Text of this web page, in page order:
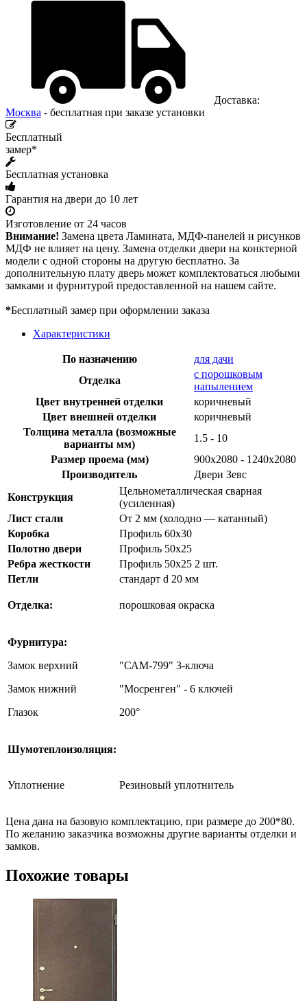
Доставка:
Москва - бесплатная при заказе установки
Бесплатный
замер*
Бесплатная установка
Гарантия на двери до 10 лет
Изготовление от 24 часов
Внимание! Замена цвета Ламината, МДФ-панелей и рисунков
МДФ не влияет на цену. Замена отделки двери на конктерной
модели с одной стороны на другую бесплатно. За
дополнительную плату дверь может комплектоваться любыми
замками и фурнитурой предоставленной на нашем сайте.
*Бесплатный замер при оформлении заказа
Характеристики
По назначению
для дачи
Отделка
с порошковым
напылением
Цвет внутренней отделки
коричневый
Цвет внешней отделки
коричневый
Толщина металла (возможные
варианты мм)
1.5 - 10
Размер проема (мм)
900х2080 - 1240х2080
Производитель
Двери Зевс
Конструкция
Цельнометаллическая сварная
(усиленная)
Лист стали
От 2 мм (холодно — катанный)
Коробка
Профиль 60х30
Полотно двери
Профиль 50х25
Ребра жесткости
Профиль 50х25 2 шт.
Петли
стандарт d 20 мм
Отделка: порошковая окраска
Фурнитура:
Замок верхний
Замок нижний
Глазок
"САМ-799" 3-ключа
"Мосренген" - 6 ключей
200°
Шумотеплоизоляция:
Уплотнение Резиновый уплотнитель
Цена дана на базовую комплектацию, при размере до 200*80.
По желанию заказчика возможны другие варианты отделки и
замков.
Похожие товары